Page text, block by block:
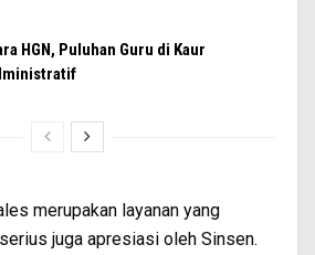
HGN, Puluhan Guru di Kaur
merupakan layanan yang
juga apresiasi oleh Sinsen.